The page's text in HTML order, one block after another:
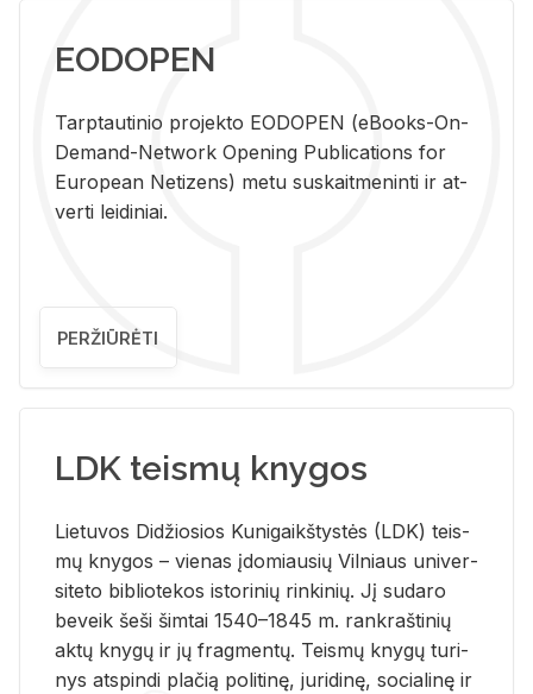
EODOPEN
Tarp­tau­ti­nio pro­jek­to EO­DO­PEN (eBo­oks-On-
De­mand-Ne­twork Ope­ning Pub­li­ca­tions for
Eu­ro­pe­an Ne­ti­zens) metu su­skait­me­nin­ti ir at­
ver­ti lei­di­niai.
PERŽIŪRĖTI
LDK teismų knygos
Lie­tu­vos Di­džio­sios Ku­ni­gaikš­tys­tės (LDK) teis­
mų kny­gos – vie­nas įdo­miau­sių Vil­niaus uni­ver­
si­te­to bi­b­lio­te­kos is­to­ri­nių rin­ki­nių. Jį su­da­ro
be­veik šeši šim­tai 1540–1845 m. rank­raš­ti­nių
aktų kny­gų ir jų frag­men­tų. Teis­mų kny­gų tu­ri­
nys at­spin­di pla­čią po­li­ti­nę, ju­ri­di­nę, so­cia­li­nę ir